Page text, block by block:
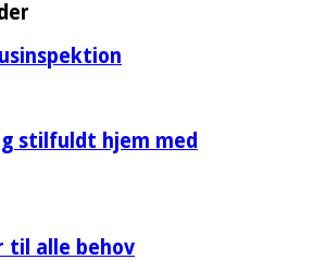
stilfuldt hjem med
til alle behov